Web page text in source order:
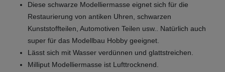
Diese schwarze Modelliermasse eignet sich für die
Restaurierung von antiken Uhren, schwarzen
Kunststoffteilen, Automotiven Teilen usw.. Natürlich auch
super für das Modellbau Hobby geeignet.
Lässt sich mit Wasser verdünnen und glattstreichen.
Milliput Modelliermasse ist Lufttrocknend.